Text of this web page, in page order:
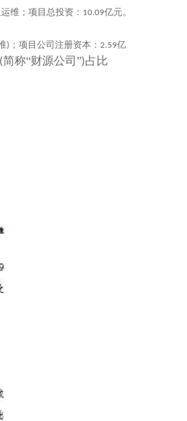
维；项目总投资： 10.09亿元。
) ；项目公司注册资本：2.59亿
(简称“财源公司”)占比